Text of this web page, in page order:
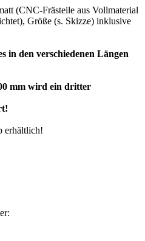
(CNC-Frästeile aus Vollmaterial
Größe (s. Skizze) inklusive
in den verschiedenen Längen
mm wird ein dritter
erhältlich!